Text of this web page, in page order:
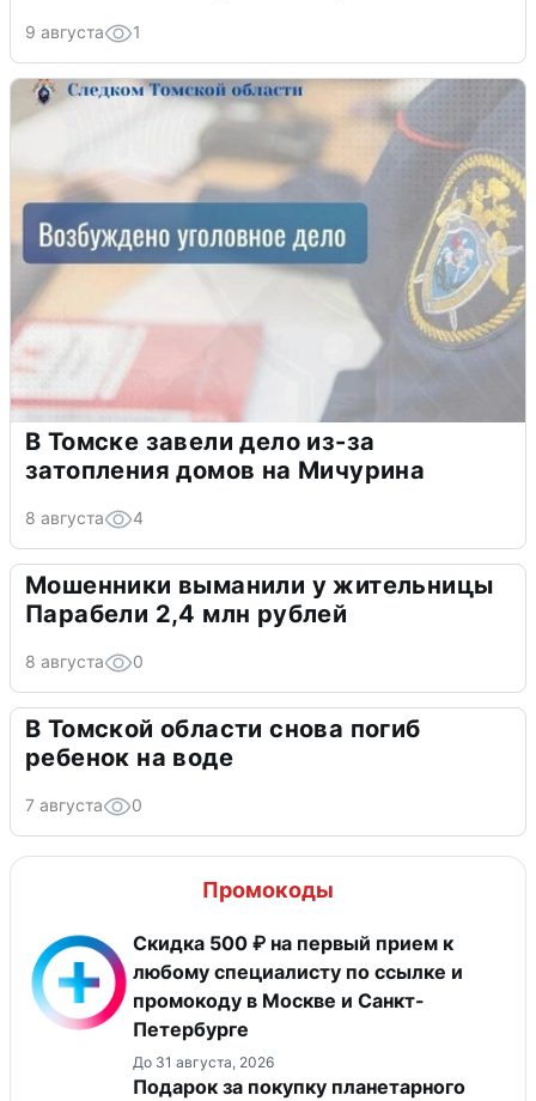
9 августа 1
В Томске завели дело из-за
затопления домов на Мичурина
8 августа 4
Мошенники выманили у жительницы
Парабели 2,4 млн рублей
8 августа 0
В Томской области снова погиб
ребенок на воде
7 августа 0
Промокоды
Скидка 500 ₽ на первый прием к
любому специалисту по ссылке и
промокоду в Москве и Санкт-
Петербурге
До 31 августа, 2026
Подарок за покупку планетарного